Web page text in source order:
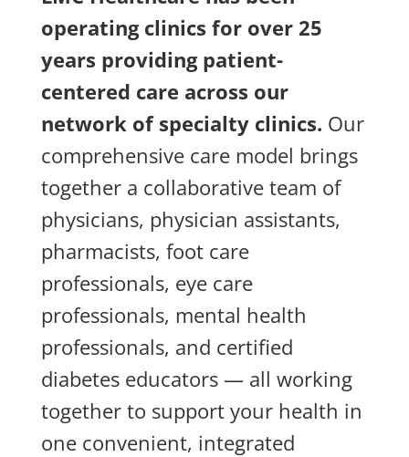
operating clinics for over 25
years providing patient-
centered care across our
network of specialty clinics. Our
comprehensive care model brings
together a collaborative team of
physicians, physician assistants,
pharmacists, foot care
professionals, eye care
professionals, mental health
professionals, and certified
diabetes educators — all working
together to support your health in
one convenient, integrated